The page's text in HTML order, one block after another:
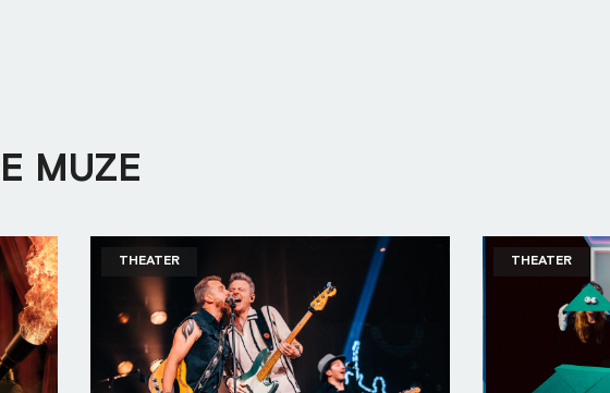
MUZE
THEATER THEATER